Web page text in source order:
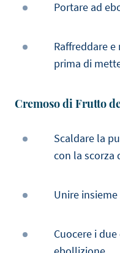
Portare ad
Raffreddare
prima di
Cremoso di Frutto
Scaldare la
con la scorza
Unire
Cuocere i